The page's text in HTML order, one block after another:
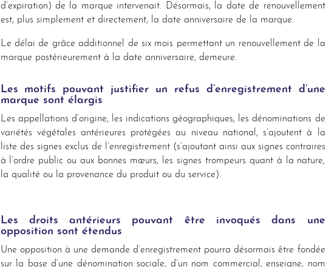
d’expiration) de la marque intervenait. Désormais, la date de renouvellement
est, plus simplement et directement, la date anniversaire de la marque.
Le délai de grâce additionnel de six mois permettant un renouvellement de la
marque postérieurement à la date anniversaire, demeure.
Les motifs pouvant justifier un refus d’enregistrement d’une
marque sont élargis
Les appellations d’origine, les indications géographiques, les dénominations de
variétés végétales antérieures protégées au niveau national, s’ajoutent à la
liste des signes exclus de l’enregistrement (s’ajoutant ainsi aux signes contraires
à l’ordre public ou aux bonnes mœurs, les signes trompeurs quant à la nature,
la qualité ou la provenance du produit ou du service).
Les droits antérieurs pouvant être invoqués dans une
opposition sont étendus
Une opposition à une demande d’enregistrement pourra désormais être fondée
sur la base d’une dénomination sociale, d’un nom commercial, enseigne, nom